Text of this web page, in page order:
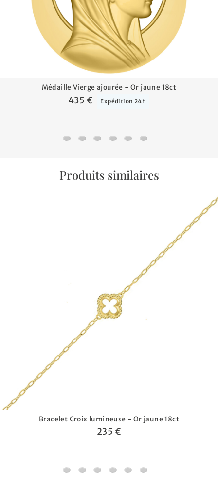
Médaille Vierge ajourée - Or jaune 18ct
435 € Expédition 24h
Médaille Vierge ajourée - Or jaune 18ct
Médaille Vierge à l'enfant - Or jaune 18ct
Médaille Vierge perlée - Or jaune
Médaille Vierge sérénité - Or
Médaille Vierge - Or jaune
Médaille Vierge
Produits similaires
Bracelet Croix lumineuse - Or jaune 18ct
235 €
Bracelet Croix lumineuse - Or jaune 18ct
Bracelet croix - Or jaune 18ct
Bracelet miraculeuse et croix
Bracelet croix étoilée - diamant
Gourmette bébé étoilée -
Jonc enfant réglable -